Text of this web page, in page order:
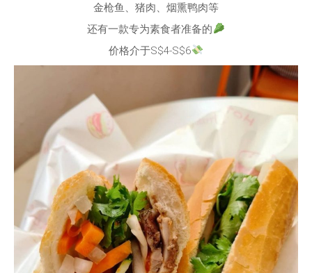
金枪鱼、猪肉、烟熏鸭肉等
还有一款专为素食者准备的
价格介于S$4-S$6